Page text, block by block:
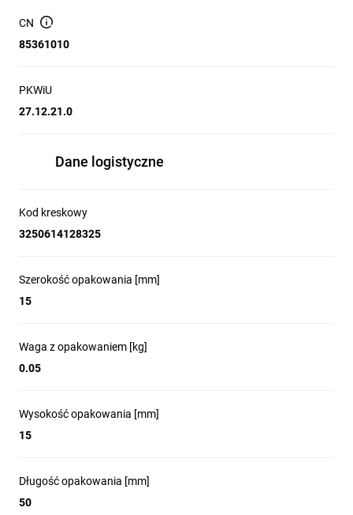
CN
85361010
PKWiU
27.12.21.0
Dane logistyczne
Kod kreskowy
3250614128325
Szerokość opakowania [mm]
15
Waga z opakowaniem [kg]
0.05
Wysokość opakowania [mm]
15
Długość opakowania [mm]
50